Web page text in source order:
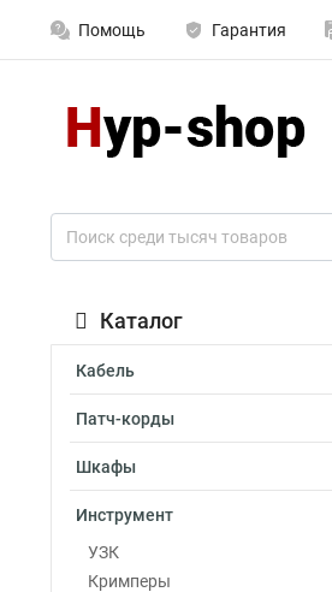
Помощь Гарантия
Каталог
Кабель
Патч-корды
Шкафы
Инструмент
УЗК
Кримперы